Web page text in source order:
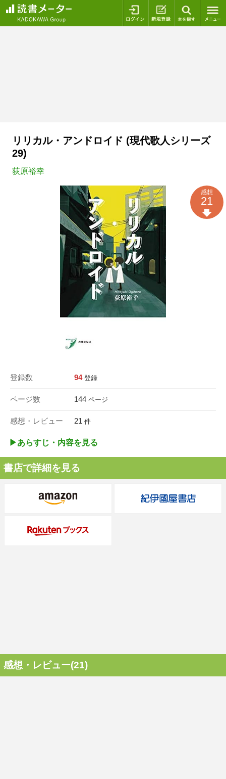
ログイン 新規登録
リリカル・アンドロイド (現代歌人シリーズ
29)
荻原裕幸
登録数 94 登録
ページ数 144 ページ
感想・レビュー 21 件
感想
21
▶︎あらすじ・内容を見る
書店で詳細を見る
感想・レビュー(21)